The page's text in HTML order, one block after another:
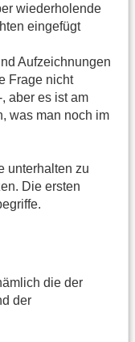
wiederholende
eingefügt
Aufzeichnungen
Frage nicht
aber es ist am
was man noch im
unterhalten zu
Die ersten
die der
der